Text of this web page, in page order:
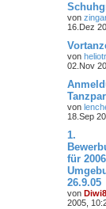
von
16.Dez
von
02.Nov
von
18.Sep
1.
für
26.9.05
von
2005,